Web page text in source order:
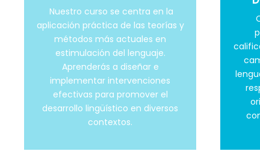
Nuestro curso se centra en la
aplicación práctica de las teorías y
métodos más actuales en
estimulación del lenguaje.
Aprenderás a diseñar e
implementar intervenciones
efectivas para promover el
desarrollo lingüístico en diversos
contextos.